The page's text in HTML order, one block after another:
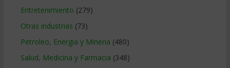
Entretenimiento (279)
Otras industrias (73)
Petroleo, Energia y Mineria (480)
Salud, Medicina y Farmacia (348)